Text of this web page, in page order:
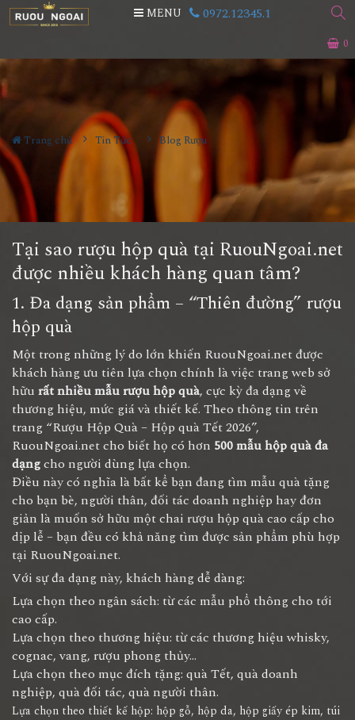
0
MENU 0972.12345.1
Trang chủ Tin Tức Blog Rượu
Tại sao rượu hộp quà tại RuouNgoai.net
được nhiều khách hàng quan tâm?
1. Đa dạng sản phẩm – “Thiên đường” rượu
hộp quà
Một trong những lý do lớn khiến RuouNgoai.net được
khách hàng ưu tiên lựa chọn chính là việc trang web sở
hữu rất nhiều mẫu rượu hộp quà, cực kỳ đa dạng về
thương hiệu, mức giá và thiết kế. Theo thông tin trên
trang “Rượu Hộp Quà – Hộp quà Tết 2026”,
RuouNgoai.net cho biết họ có hơn 500 mẫu hộp quà đa
dạngcho người dùng lựa chọn.
Điều này có nghĩa là bất kể bạn đang tìm mẫu quà tặng
cho bạn bè, người thân, đối tác doanh nghiệp hay đơn
giản là muốn sở hữu một chai rượu hộp quà cao cấp cho
dịp lễ – bạn đều có khả năng tìm được sản phẩm phù hợp
tại RuouNgoai.net.
Với sự đa dạng này, khách hàng dễ dàng:
Lựa chọn theo ngân sách: từ các mẫu phổ thông cho tới
cao cấp.
Lựa chọn theo thương hiệu: từ các thương hiệu whisky,
cognac, vang, rượu phong thủy…
Lựa chọn theo mục đích tặng: quà Tết, quà doanh
nghiệp, quà đối tác, quà người thân.
Lựa chọn theo thiết kế hộp: hộp gỗ, hộp da, hộp giấy ép kim, túi